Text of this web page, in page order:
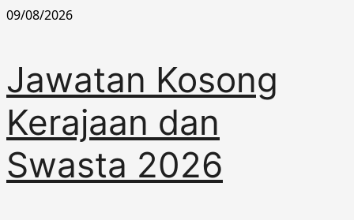
Skip
09/08/2026
Jawatan Kosong
Kerajaan dan
Swasta 2026